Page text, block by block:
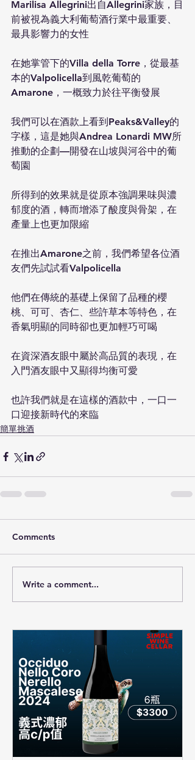
Marilisa Allegrini出自Allegrini家族，目
前被視為義大利葡萄酒行業中最重要、
最具影響力的女性
在她掌管下的Villa della Torre，從最基
本的Valpolicella到風乾葡萄的
Amarone，一概致力於往平衡發展
我們可以在酒款上看到Peaks&Valley的
字樣，這是她與Andrea Lonardi MW所
推動的企劃—開發在山坡與河谷中的葡
萄園
所得到的效果就是從原本強調果味與濃
郁度的酒，轉而增添了酸度與骨架，在
產量上也更加限縮
在推出Amarone之前，我們希望各位酒
友們先試試看Valpolicella
他們在傳統的基礎上保留了品種的櫻
桃、可可、杏仁、些許草本等特色，在
香氣明顯的同時卻也更加輕巧可喝
在資深酒友眼中屬於高品質的表現，在
入門酒友眼中又顯得均衡可愛
也許我們就是在這樣的酒款中，一口一
口迎接新時代的來臨
簡單挑酒
Comments
Write a comment...